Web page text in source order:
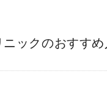
ニックのおすす